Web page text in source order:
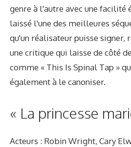
genre à l'autre avec une facilité
laissé l'une des meilleures
qu'un réalisateur puisse signer,
une critique qui laisse de côté
comme « This Is Spinal Tap »
également à le canoniser.
« La princesse
Acteurs : Robin Wright, Cary